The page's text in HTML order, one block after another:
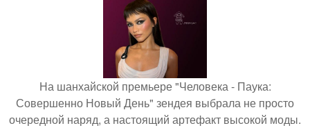
На шанхайской премьере "Человека - Паука:
Совершенно Новый День" зендея выбрала не просто
очередной наряд, а настоящий артефакт высокой моды.